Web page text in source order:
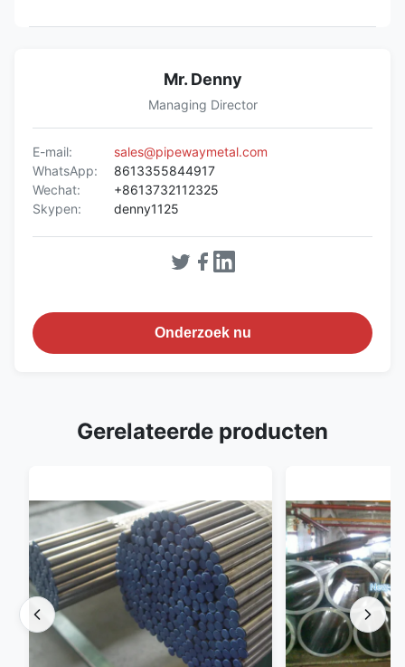
Mr. Denny
Managing Director
E-mail:
sales@pipewaymetal.com
WhatsApp:
8613355844917
Wechat:
+8613732112325
Skypen:
denny1125
Onderzoek nu
Gerelateerde producten